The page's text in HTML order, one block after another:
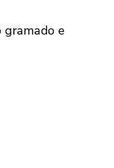
gramado e